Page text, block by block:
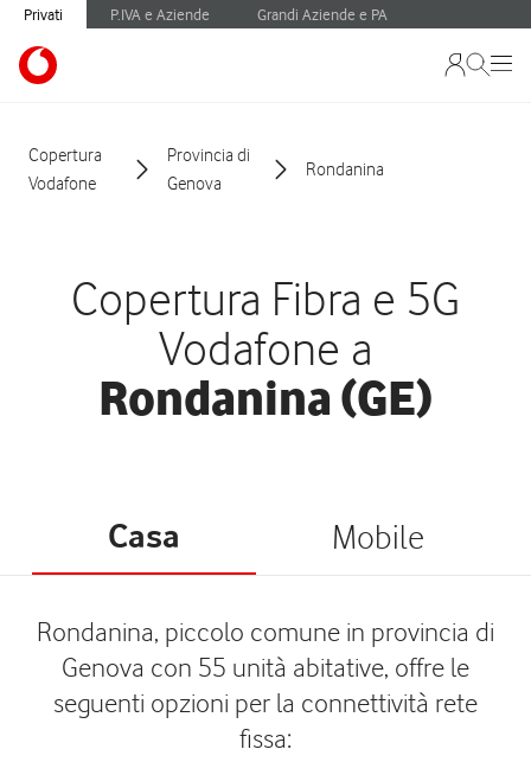
Privati P.IVA e Aziende Grandi Aziende e PA
Copertura
Vodafone
Provincia di
Genova
Rondanina
Copertura Fibra e 5G
Vodafone a
Rondanina (GE)
Casa Mobile
Rondanina, piccolo comune in provincia di
Genova con 55 unità abitative, offre le
seguenti opzioni per la connettività rete
fissa: